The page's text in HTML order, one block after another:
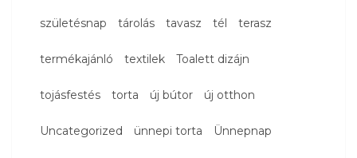
születésnap tárolás tavasz tél terasz
termékajánló textilek Toalett dizájn
tojásfestés torta új bútor új otthon
Uncategorized ünnepi torta Ünnepnap